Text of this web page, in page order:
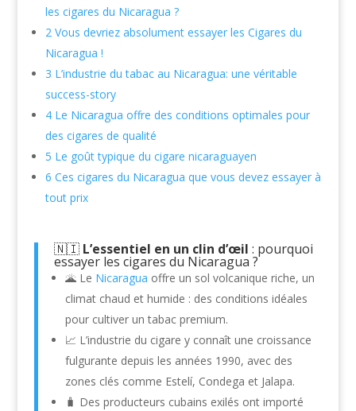
les cigares du Nicaragua ?
2Vous devriez absolument essayer les Cigares du
Nicaragua !
3 L’industrie du tabac au Nicaragua: une véritable
success-story
4Le Nicaragua offre des conditions optimales pour
des cigares de qualité
5 Le goût typique du cigare nicaraguayen
6 Ces cigares du Nicaragua que vous devez essayer à
tout prix
🇳🇮 L’essentiel en un clin d’œil : pourquoi
essayer les cigares du Nicaragua ?
🌋 Le Nicaragua offre un sol volcanique riche, un
climat chaud et humide : des conditions idéales
pour cultiver un tabac premium.
📈 L’industrie du cigare y connaît une croissance
fulgurante depuis les années 1990, avec des
zones clés comme Estelí, Condega et Jalapa.
🧳 Des producteurs cubains exilés ont importé